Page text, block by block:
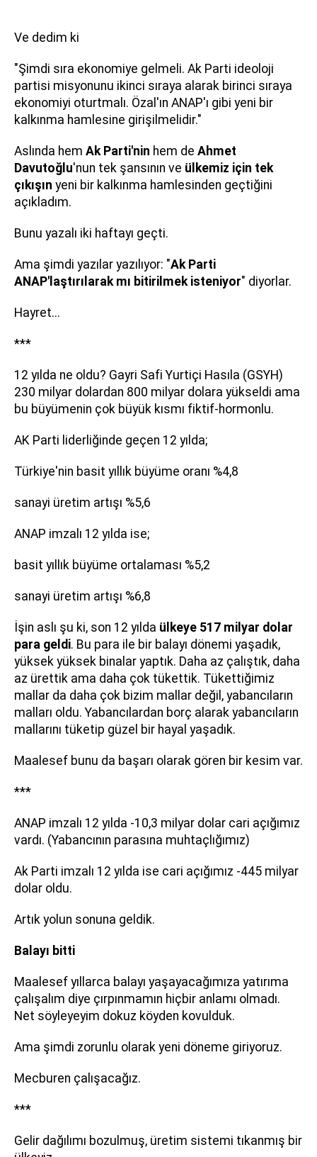
Ve dedim ki
"Şimdi sıra ekonomiye gelmeli. Ak Parti ideoloji
partisi misyonunu ikinci sıraya alarak birinci sıraya
ekonomiyi oturtmalı. Özal'ın ANAP'ı gibi yeni bir
kalkınma hamlesine girişilmelidir."
Aslında hem Ak Parti'nin hem de Ahmet
Davutoğlu'nun tek şansının ve ülkemiz için tek
çıkışın yeni bir kalkınma hamlesinden geçtiğini
açıkladım.
Bunu yazalı iki haftayı geçti.
Ama şimdi yazılar yazılıyor: "Ak Parti
ANAP'laştırılarak mı bitirilmek isteniyor" diyorlar.
Hayret...
***
12 yılda ne oldu? Gayri Safi Yurtiçi Hasıla (GSYH)
230 milyar dolardan 800 milyar dolara yükseldi ama
bu büyümenin çok büyük kısmı fiktif-hormonlu.
AK Parti liderliğinde geçen 12 yılda;
Türkiye'nin basit yıllık büyüme oranı %4,8
sanayi üretim artışı %5,6
ANAP imzalı 12 yılda ise;
basit yıllık büyüme ortalaması %5,2
sanayi üretim artışı %6,8
İşin aslı şu ki, son 12 yılda ülkeye 517 milyar dolar
para geldi. Bu para ile bir balayı dönemi yaşadık,
yüksek yüksek binalar yaptık. Daha az çalıştık, daha
az ürettik ama daha çok tükettik. Tükettiğimiz
mallar da daha çok bizim mallar değil, yabancıların
malları oldu. Yabancılardan borç alarak yabancıların
mallarını tüketip güzel bir hayal yaşadık.
Maalesef bunu da başarı olarak gören bir kesim var.
***
ANAP imzalı 12 yılda -10,3 milyar dolar cari açığımız
vardı. (Yabancının parasına muhtaçlığımız)
Ak Parti imzalı 12 yılda ise cari açığımız -445 milyar
dolar oldu.
Artık yolun sonuna geldik.
Balayı bitti
Maalesef yıllarca balayı yaşayacağımıza yatırıma
çalışalım diye çırpınmamın hiçbir anlamı olmadı.
Net söyleyeyim dokuz köyden kovulduk.
Ama şimdi zorunlu olarak yeni döneme giriyoruz.
Mecburen çalışacağız.
***
Gelir dağılımı bozulmuş, üretim sistemi tıkanmış bir